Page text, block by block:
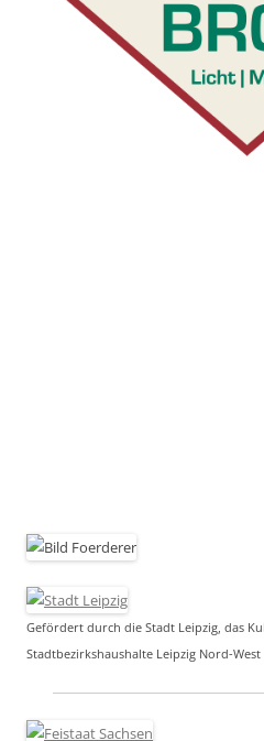
Gefördert durch die Stadt Leipzig, das
Stadtbezirkshaushalte Leipzig Nord-